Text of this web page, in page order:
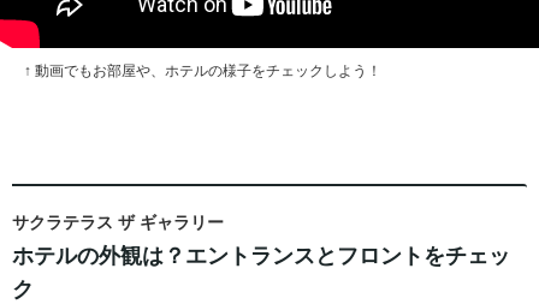
↑ 動画でもお部屋や、ホテルの様子をチェックしよう！
サクラテラス ザ ギャラリー
ホテルの外観は？エントランスとフロントをチェッ
ク